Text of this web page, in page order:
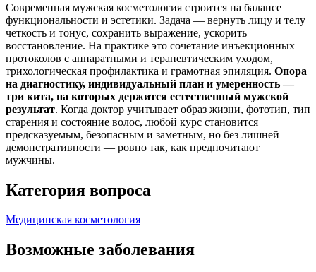
Современная мужская косметология строится на балансе
функциональности и эстетики. Задача — вернуть лицу и телу
четкость и тонус, сохранить выражение, ускорить
восстановление. На практике это сочетание инъекционных
протоколов с аппаратными и терапевтическим уходом,
трихологическая профилактика и грамотная эпиляция. Опора
на диагностику, индивидуальный план и умеренность —
три кита, на которых держится естественный мужской
результат. Когда доктор учитывает образ жизни, фототип, тип
старения и состояние волос, любой курс становится
предсказуемым, безопасным и заметным, но без лишней
демонстративности — ровно так, как предпочитают
мужчины.
Категория вопроса
Медицинская косметология
Возможные заболевания